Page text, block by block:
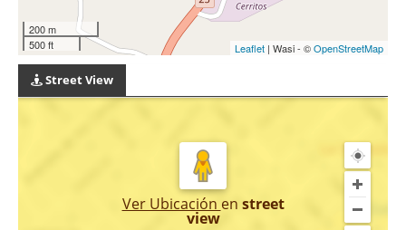
200 m
500 ft
Leaflet | Wasi - ©OpenStreetMap
Street View
Ver Ubicación en street
view